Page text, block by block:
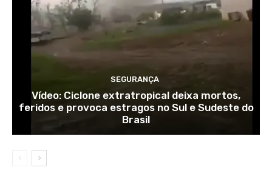
SEGURANÇA
Vídeo: Ciclone extratropical deixa mortos,
feridos e provoca estragos no Sul e Sudeste do
Brasil